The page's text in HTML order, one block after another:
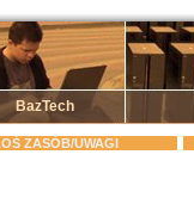
BazTech
ZASÓB/UWAGI